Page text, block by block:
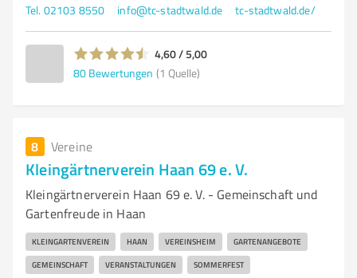
Tel. 02103 8550 info@tc-stadtwald.de tc-stadtwald.de/
4,60 / 5,00
80 Bewertungen (1 Quelle)
8 Vereine
Kleingärtnerverein Haan 69 e. V.
Kleingärtnerverein Haan 69 e. V. - Gemeinschaft und
Gartenfreude in Haan
KLEINGARTENVEREIN HAAN VEREINSHEIM GARTENANGEBOTE
GEMEINSCHAFT VERANSTALTUNGEN SOMMERFEST